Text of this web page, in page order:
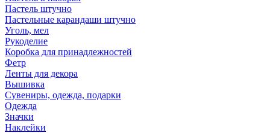
Пастель штучно
Пастельные карандаши штучно
Уголь, мел
Рукоделие
Коробка для принадлежностей
Фетр
Ленты для декора
Вышивка
Сувениры, одежда, подарки
Одежда
Значки
Наклейки